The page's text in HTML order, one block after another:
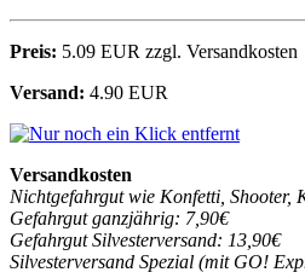
Preis: 5.09 EUR zzgl. Versandkosten
Versand: 4.90 EUR
Versandkosten
Nichtgefahrgut wie Konfetti, Shooter,
Gefahrgut ganzjährig: 7,90€
Gefahrgut Silvesterversand: 13,90€
Silvesterversand Spezial (mit GO!